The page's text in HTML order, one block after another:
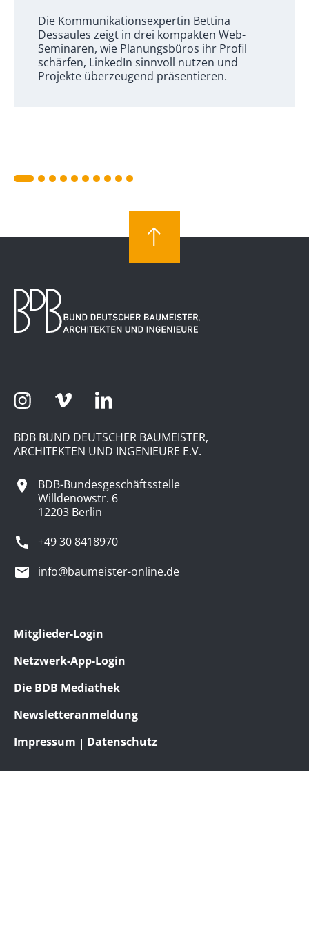
Die Kommunikationsexpertin Bettina
Dessaules zeigt in drei kompakten Web-
Seminaren, wie Planungsbüros ihr Profil
schärfen, LinkedIn sinnvoll nutzen und
Projekte überzeugend präsentieren.
BDB BUND DEUTSCHER BAUMEISTER,
ARCHITEKTEN UND INGENIEURE E.V.
BDB-Bundesgeschäftsstelle
Willdenowstr. 6
12203 Berlin
+49 30 8418970
info@baumeister-online.de
Mitglieder-Login
Netzwerk-App-Login
Die BDB Mediathek
Newsletteranmeldung
Impressum
Datenschutz